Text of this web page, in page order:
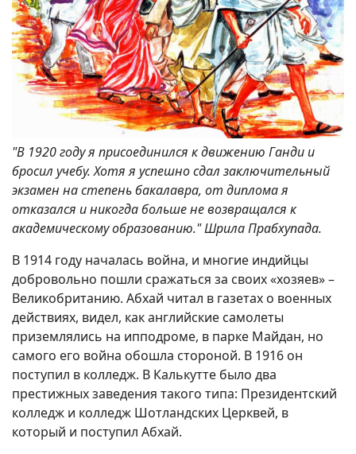
"В 1920 году я присоединился к движению Ганди и
бросил учебу. Хотя я успешно сдал заключительный
экзамен на степень бакалавра, от диплома я
отказался и никогда больше не возвращался к
академическому образованию." Шрила Прабхупада.
В 1914 году началась война, и многие индийцы
добровольно пошли сражаться за своих «хозяев» –
Великобританию. Абхай читал в газетах о военных
действиях, видел, как английские самолеты
приземлялись на ипподроме, в парке Майдан, но
самого его война обошла стороной. В 1916 он
поступил в колледж. В Калькутте было два
престижных заведения такого типа: Президентский
колледж и колледж Шотландских Церквей, в
который и поступил Абхай.